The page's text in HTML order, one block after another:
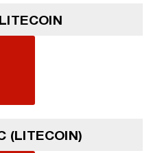
(LITECOIN)